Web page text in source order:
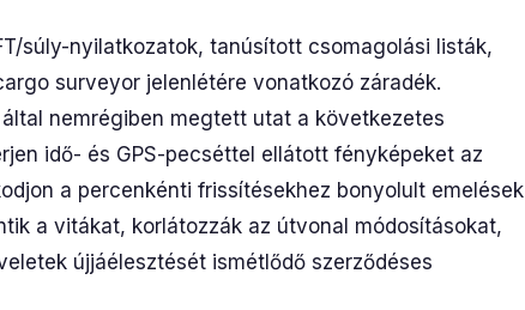
súly-nyilatkozatok, tanúsított csomagolási listák,
surveyor jelenlétére vonatkozó záradék.
nemrégiben megtett utat a következetes
idő- és GPS-pecséttel ellátott fényképeket az
a percenkénti frissítésekhez bonyolult emelések
a vitákat, korlátozzák az útvonal módosításokat,
újjáélesztését ismétlődő szerződéses